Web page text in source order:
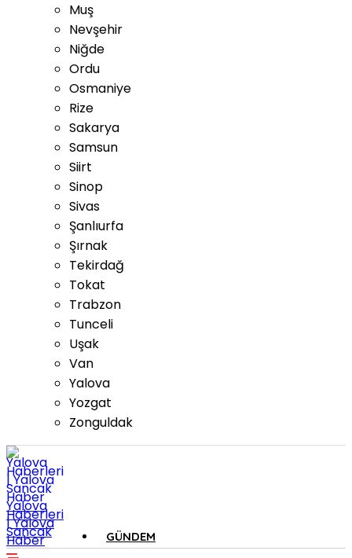
Muş
Nevşehir
Niğde
Ordu
Osmaniye
Rize
Sakarya
Samsun
Siirt
Sinop
Sivas
Şanlıurfa
Şırnak
Tekirdağ
Tokat
Trabzon
Tunceli
Uşak
Van
Yalova
Yozgat
Zonguldak
Yalova
Haberleri
| Yalova
Sancak
Haber GÜNDEM